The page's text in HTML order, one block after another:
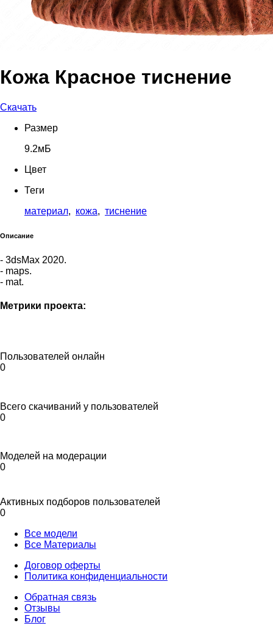
Кожа Красное тиснение
Скачать
Размер
9.2мБ
Цвет
Теги
материал, кожа, тиснение
Описание
- 3dsMax 2020.
- maps.
- mat.
Метрики проекта:
Пользователей онлайн
0
Всего скачиваний у пользователей
0
Моделей на модерации
0
Активных подборов пользователей
0
Все модели
Все Материалы
Договор оферты
Политика конфиденциальности
Обратная связь
Отзывы
Блог